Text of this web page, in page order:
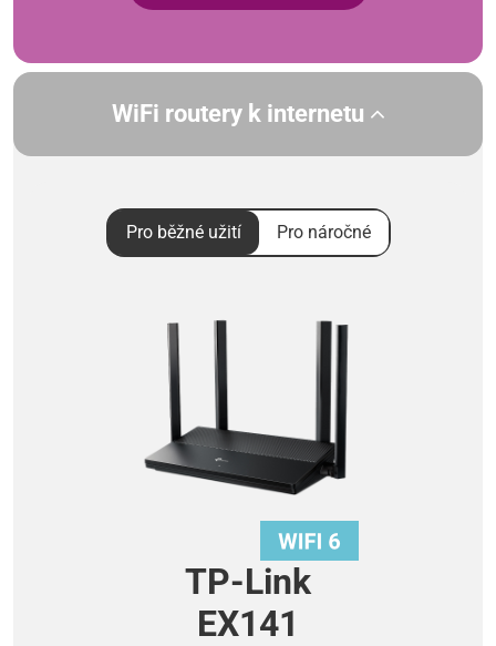
WiFi routery k internetu
Pro běžné užití Pro náročné
TP-Link
EX141